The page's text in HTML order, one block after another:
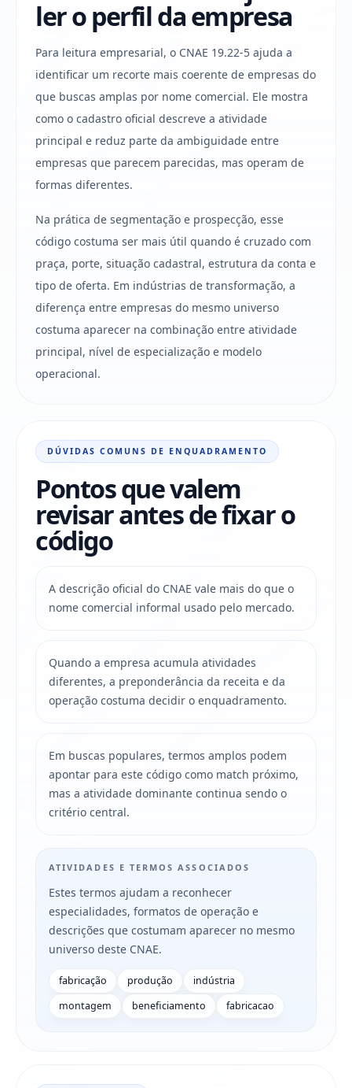
ler o perfil da empresa
Para leitura empresarial, o CNAE 19.22-5 ajuda a
identificar um recorte mais coerente de empresas do
que buscas amplas por nome comercial. Ele mostra
como o cadastro oficial descreve a atividade
principal e reduz parte da ambiguidade entre
empresas que parecem parecidas, mas operam de
formas diferentes.
Na prática de segmentação e prospecção, esse
código costuma ser mais útil quando é cruzado com
praça, porte, situação cadastral, estrutura da conta e
tipo de oferta. Em indústrias de transformação, a
diferença entre empresas do mesmo universo
costuma aparecer na combinação entre atividade
principal, nível de especialização e modelo
operacional.
DÚVIDAS COMUNS DE ENQUADRAMENTO
Pontos que valem
revisar antes de fixar o
código
A descrição oficial do CNAE vale mais do que o
nome comercial informal usado pelo mercado.
Quando a empresa acumula atividades
diferentes, a preponderância da receita e da
operação costuma decidir o enquadramento.
Em buscas populares, termos amplos podem
apontar para este código como match próximo,
mas a atividade dominante continua sendo o
critério central.
ATIVIDADES E TERMOS ASSOCIADOS
Estes termos ajudam a reconhecer
especialidades, formatos de operação e
descrições que costumam aparecer no mesmo
universo deste CNAE.
fabricação produção
indústria
montagem
beneficiamento fabricacao